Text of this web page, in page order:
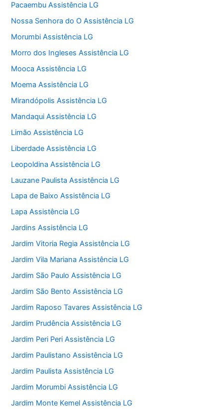
Pacaembu Assistência LG
Nossa Senhora do O Assistência LG
Morumbi Assistência LG
Morro dos Ingleses Assistência LG
Mooca Assistência LG
Moema Assistência LG
Mirandópolis Assistência LG
Mandaqui Assistência LG
Limão Assistência LG
Liberdade Assistência LG
Leopoldina Assistência LG
Lauzane Paulista Assistência LG
Lapa de Baixo Assistência LG
Lapa Assistência LG
Jardins Assistência LG
Jardim Vitoria Regia Assistência LG
Jardim Vila Mariana Assistência LG
Jardim São Paulo Assistência LG
Jardim São Bento Assistência LG
Jardim Raposo Tavares Assistência LG
Jardim Prudência Assistência LG
Jardim Peri Peri Assistência LG
Jardim Paulistano Assistência LG
Jardim Paulista Assistência LG
Jardim Morumbi Assistência LG
Jardim Monte Kemel Assistência LG